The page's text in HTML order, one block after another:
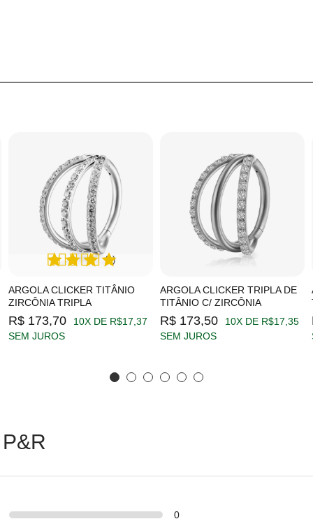
ARGOLA CLICKER TITÂNIO
ZIRCÔNIA TRIPLA
(1)
R$ 173,70
10X DE R$17,37
SEM JUROS
ARGOLA CLICKER TRIPLA DE
TITÂNIO C/ ZIRCÔNIA
R$ 173,50
10X DE R$17,35
SEM JUROS
0